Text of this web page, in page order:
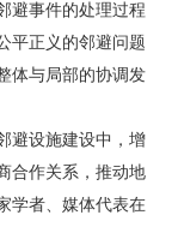
避事件的处理过程
平正义的邻避问题
体与局部的协调发
避设施建设中，增
合作关系，推动地
学者、媒体代表在